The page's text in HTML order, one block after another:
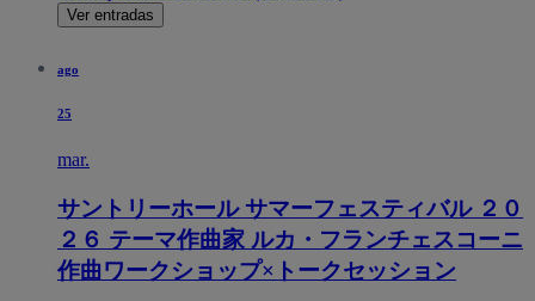
Ver entradas
ago
25
mar.
サントリーホール サマーフェスティバル ２０
２６ テーマ作曲家 ルカ・フランチェスコーニ
作曲ワークショップ×トークセッション